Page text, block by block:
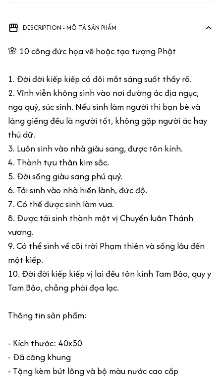
DESCRIPTION - MÔ TẢ SẢN PHẨM
🌸 10 công đức họa vẽ hoặc tạo tượng Phật
1. Đời đời kiếp kiếp có đôi mắt sáng suốt thấy rõ.
2. Vĩnh viễn không sinh vào nơi đường ác địa ngục,
ngạ quỷ, súc sinh. Nếu sinh làm người thì bạn bè và
láng giềng đều là người tốt, không gặp người ác hay
thú dữ.
3. Luôn sinh vào nhà giàu sang, được tôn kính.
4. Thành tựu thân kim sắc.
5. Đời sống giàu sang phú quý.
6. Tái sinh vào nhà hiền lành, đức độ.
7. Có thể được sinh làm vua.
8. Được tái sinh thành một vị Chuyển luân Thánh
vương.
9. Có thể sinh về cõi trời Phạm thiên và sống lâu đến
một kiếp.
10. Đời đời kiếp kiếp vị lai đều tôn kính Tam Bảo, quy y
Tam Bảo, chẳng phải đọa lạc.
Thông tin sản phẩm:
- Kích thước: 40x50
- Đã căng khung
- Tặng kèm bút lông và bộ màu nước cao cấp